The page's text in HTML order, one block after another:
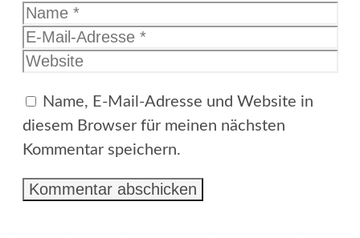
Name
E-
Mail-
Website
Name, E-Mail-Adresse und Website in
diesem Browser für meinen nächsten
Kommentar speichern.